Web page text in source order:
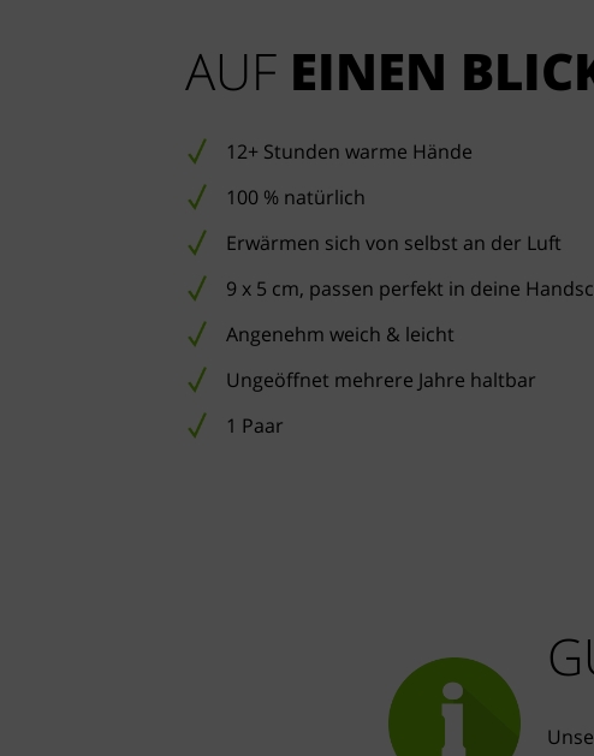
AUF EINEN
12+ Stunden warme Hände
100 % natürlich
Erwärmen sich von selbst an der Luft
9 x 5 cm, passen perfekt in deine
Angenehm weich & leicht
Ungeöffnet mehrere Jahre haltbar
1 Paar